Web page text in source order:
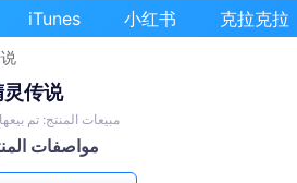
iTunes 小红书 克拉克拉
灵传说
مبيعات المنتج: تم بيعها 0
مواصفات